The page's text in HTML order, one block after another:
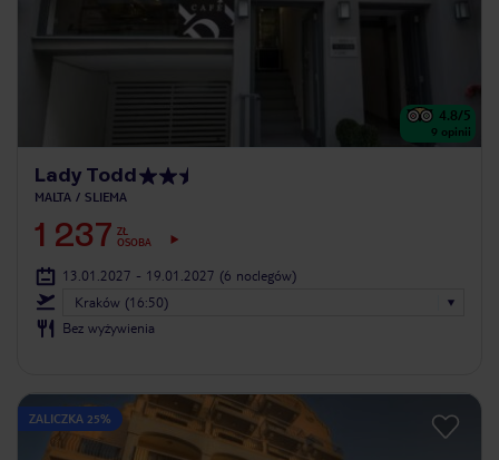
4.8/5
9 opinii
Lady Todd
MALTA SLIEMA
1 237 ZŁ
OSOBA
13.01.2027 - 19.01.2027 (6 noclegów)
Kraków (16:50)
Bez wyżywienia
ZALICZKA 25%